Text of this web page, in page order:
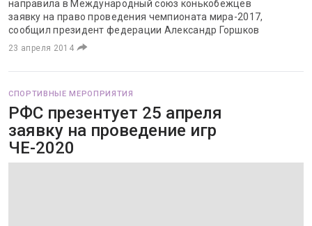
направила в Международный союз конькобежцев
заявку на право проведения чемпионата мира-2017,
сообщил президент федерации Александр Горшков
23 апреля 2014
СПОРТИВНЫЕ МЕРОПРИЯТИЯ
РФС презентует 25 апреля
заявку на проведение игр
ЧЕ-2020